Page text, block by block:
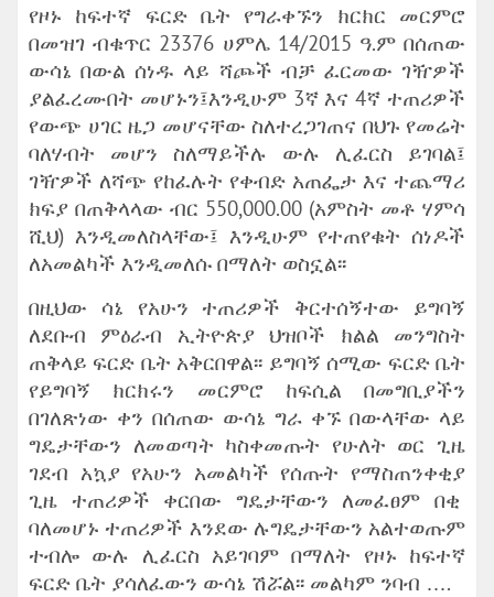
የዞኑ ከፍተኛ ፍርድ ቤት የግራቀኙን ክርክር መርምሮ
በመዝገ ብቁጥር 23376 ሀምሌ 14/2015 ዓ.ም በሰጠው
ውሳኔ በውል ሰነዱ ላይ ሻጮች ብቻ ፈርመው ገዥዎች
ያልፈረሙበት መሆኑን፤እንዲሁም 3ኛ እና 4ኛ ተጠሪዎች
የውጭ ሀገር ዜጋ መሆናቸው ስለተረጋገጠና በህጉ የመሬት
ባለሃብት መሆን ስለማይችሉ ውሉ ሊፈርስ ይገባል፤
ገዥዎች ለሻጭ የከፈሉት የቀብድ አጠፌታ እና ተጨማሪ
ክፍያ በጠቅላላው ብር 550,000.00 (አምስት መቶ ሃምሳ
ሺህ) እንዲመለስላቸው፤ እንዲሁም የተጠየቁት ሰነዶች
ለአመልካች እንዲመለሱ በማለት ወስኗል፡፡
በዚህው ሳኔ የአሁን ተጠሪዎች ቅርተሰኝተው ይግባኝ
ለደቡብ ምዕራብ ኢትዮጵያ ህዝቦች ክልል መንግስት
ጠቅላይ ፍርድ ቤት አቅርበዋል፡፡ ይግባኝ ሰሚው ፍርድ ቤት
የይግባኝ ክርክሩን መርምሮ ከፍሲል በመግቢያችን
በገለጽነው ቀን በሰጠው ውሳኔ ግራ ቀኙ በውላቸው ላይ
ግዴታቸውን ለመወጣት ካስቀመጡት የሁለት ወር ጊዜ
ገደብ አኳያ የአሁን አመልካች የሰጡት የማስጠንቀቂያ
ጊዜ ተጠሪዎች ቀርበው ግዴታቸውን ለመፈፀም በቂ
ባለመሆኑ ተጠሪዎች እንደው ሉግዴታቸውን አልተወጡም
ተብሎ ውሉ ሊፈርስ አይገባም በማለት የዞኑ ከፍተኛ
ፍርድ ቤት ያሳለፈውን ውሳኔ ሽሯል፡፡ መልካም ንባብ ….